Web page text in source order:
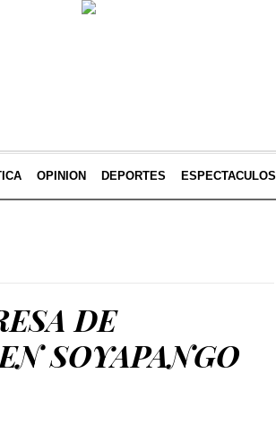
OPINION DEPORTES ESPECTACULOS
DE
SOYAPANGO